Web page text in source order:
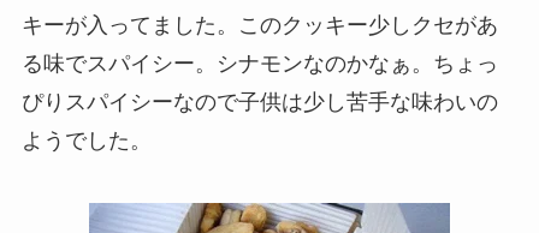
キーが入ってました。このクッキー少しクセがあ
る味でスパイシー。シナモンなのかなぁ。ちょっ
ぴりスパイシーなので子供は少し苦手な味わいの
ようでした。